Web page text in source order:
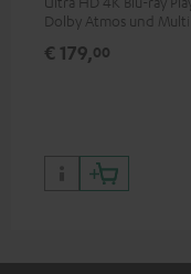
Dolby Atmos und Multi
HDR10+ für eine
€ 179,00